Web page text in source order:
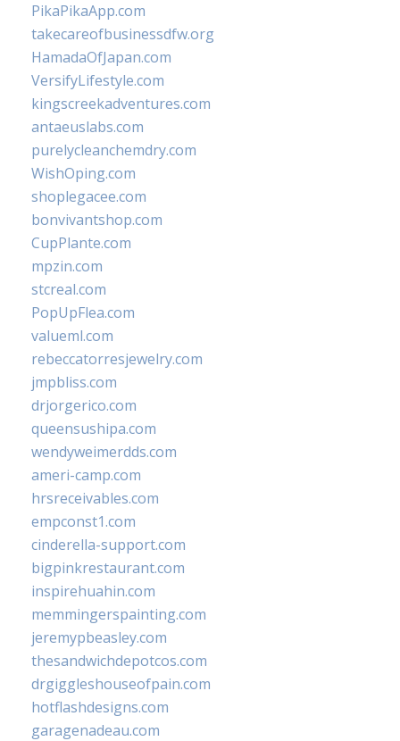
PikaPikaApp.com
takecareofbusinessdfw.org
HamadaOfJapan.com
VersifyLifestyle.com
kingscreekadventures.com
antaeuslabs.com
purelycleanchemdry.com
WishOping.com
shoplegacee.com
bonvivantshop.com
CupPlante.com
mpzin.com
stcreal.com
PopUpFlea.com
valueml.com
rebeccatorresjewelry.com
jmpbliss.com
drjorgerico.com
queensushipa.com
wendyweimerdds.com
ameri-camp.com
hrsreceivables.com
empconst1.com
cinderella-support.com
bigpinkrestaurant.com
inspirehuahin.com
memmingerspainting.com
jeremypbeasley.com
thesandwichdepotcos.com
drgiggleshouseofpain.com
hotflashdesigns.com
garagenadeau.com